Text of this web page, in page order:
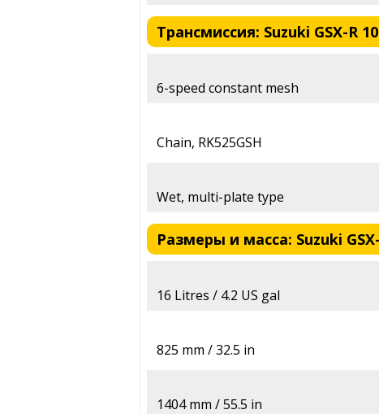
Трансмиссия: Suzuki GSX-R
6-speed constant mesh
Chain, RK525GSH
Wet, multi-plate type
Размеры и масса: Suzuki
16 Litres / 4.2 US gal
825 mm / 32.5 in
1404 mm / 55.5 in